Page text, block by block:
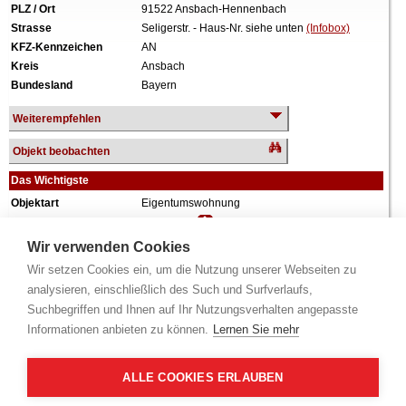
Wir verwenden Cookies
Wir setzen Cookies ein, um die Nutzung unserer Webseiten zu
analysieren, einschließlich des Such und Surfverlaufs,
Suchbegriffen und Ihnen auf Ihr Nutzungsverhalten angepasste
Informationen anbieten zu können. Lernen Sie mehr
ALLE COOKIES ERLAUBEN
PLZ / Ort
91522 Ansbach-Hennenbach
Strasse
Seligerstr. - Haus-Nr. siehe unten (Infobox)
KFZ-Kennzeichen
AN
Kreis
Ansbach
Bundesland
Bayern
Weiterempfehlen
Objekt beobachten
Das Wichtigste
Objektart
Eigentumswohnung
Wiederholungstermin
Nein
ca. 2000
Grundstück
Wohnfläche
106 m²
Zimmer
5 Zimmer
Weiteres
Anteil: 2/3 = 66,67%, Aufteilungsplan Nr. 2,
Garage, in einem Zweifamilienhaus, keine